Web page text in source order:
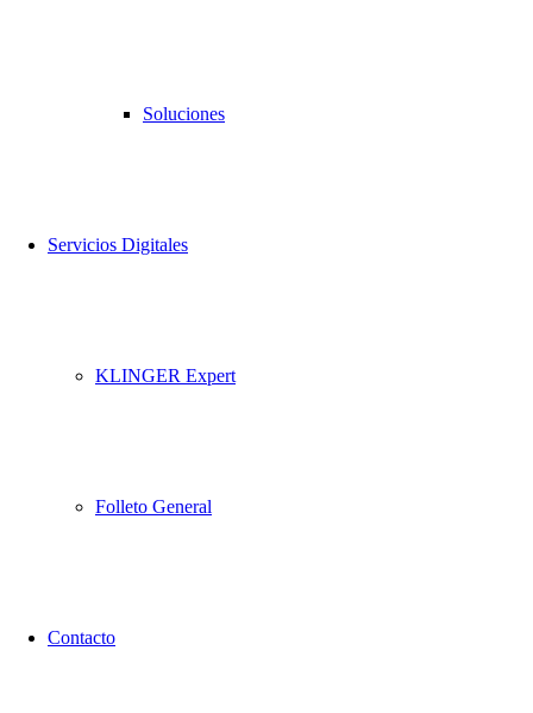
Soluciones
Servicios Digitales
KLINGER Expert
Folleto General
Contacto